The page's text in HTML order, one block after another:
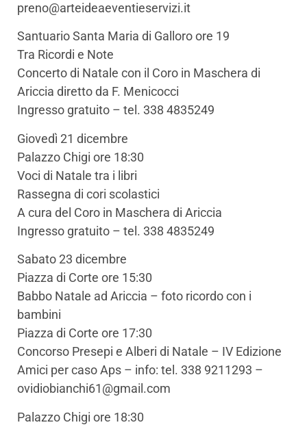
preno@arteideaeventieservizi.it
Santuario Santa Maria di Galloro ore 19
Tra Ricordi e Note
Concerto di Natale con il Coro in Maschera di
Ariccia diretto da F. Menicocci
Ingresso gratuito – tel. 338 4835249
Giovedì 21 dicembre
Palazzo Chigi ore 18:30
Voci di Natale tra i libri
Rassegna di cori scolastici
A cura del Coro in Maschera di Ariccia
Ingresso gratuito – tel. 338 4835249
Sabato 23 dicembre
Piazza di Corte ore 15:30
Babbo Natale ad Ariccia – foto ricordo con i
bambini
Piazza di Corte ore 17:30
Concorso Presepi e Alberi di Natale – IV Edizione
Amici per caso Aps – info: tel. 338 9211293 –
ovidiobianchi61@gmail.com
Palazzo Chigi ore 18:30